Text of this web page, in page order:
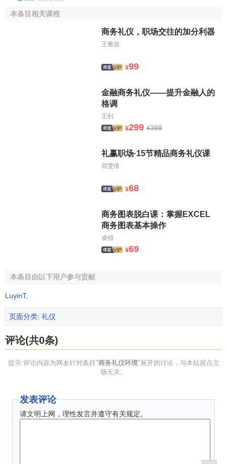
本条目相关课程
商务礼仪，职场交往的加分利器
王雅波
¥99
金融商务礼仪——提升金融人的
格调
王钊
¥299 ¥399
礼赢职场·15节精品商务礼仪课
胡雯倩
¥68
商务图表脱白课：掌握EXCEL
商务图表基本操作
凌祯
¥69
本条目由以下用户参与贡献
LuyinT.
页面分类: 礼仪
评论(共0条)
提示:评论内容为网友针对条目"商务礼仪环境"展开的讨论，与本站观点立
场无关。
发表评论
请文明上网，理性发言并遵守有关规定。